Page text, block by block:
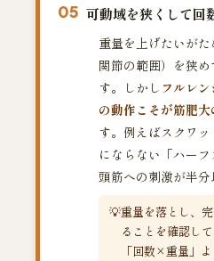
05 可動域を狭くして回
重量を上げたいが
関節の範囲）を狭
す。しかし フルレ
の動作こそが筋肥
す。例えばスクワ
にならない「ハー
頭筋への刺激が半分
重量を落とし、
ることを確認し
「回数×重量」